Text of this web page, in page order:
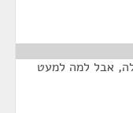
אבל למה למעט